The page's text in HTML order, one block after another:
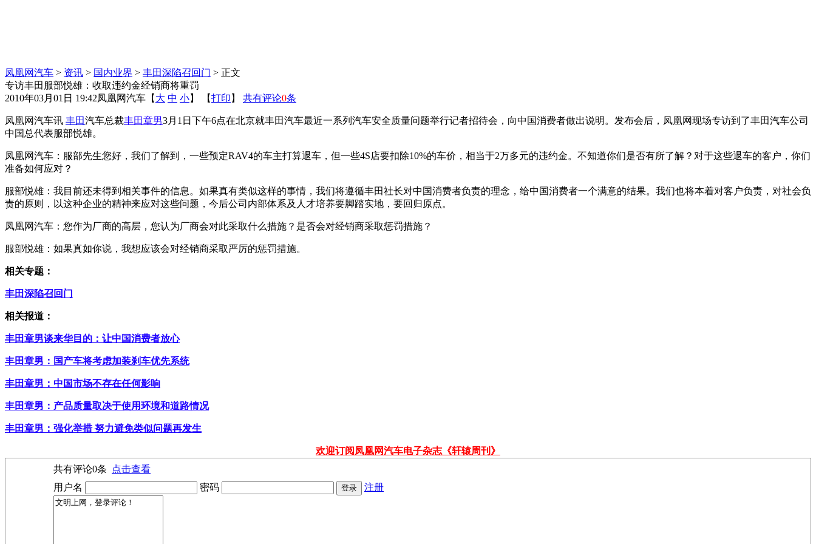
凤凰网汽车 > 资讯 > 国内业界 > 丰田深陷召回门 > 正文
专访丰田服部悦雄：收取违约金经销商将重罚
2010年03月01日 19:42凤凰网汽车 【 大 中 小】 【打印 】 共有评论0条
凤凰网汽车讯 丰田汽车总裁丰田章男3月1日下午6点在北京就丰田汽车最近一系列汽车安全质量问题举行记者招待会，向中国消费者做出说明。发布会后，凤凰网现场专访到了丰田汽车公司
中国总代表服部悦雄。
凤凰网汽车：服部先生您好，我们了解到，一些预定RAV4的车主打算退车，但一些4S店要扣除10%的车价，相当于2万多元的违约金。不知道你们是否有所了解？对于这些退车的客户，你们
准备如何应对？
服部悦雄：我目前还未得到相关事件的信息。如果真有类似这样的事情，我们将遵循丰田社长对中国消费者负责的理念，给中国消费者一个满意的结果。我们也将本着对客户负责，对社会负
责的原则，以这种企业的精神来应对这些问题，今后公司内部体系及人才培养要脚踏实地，要回归原点。
凤凰网汽车：您作为厂商的高层，您认为厂商会对此采取什么措施？是否会对经销商采取惩罚措施？
服部悦雄：如果真如你说，我想应该会对经销商采取严厉的惩罚措施。
相关专题：
丰田深陷召回门
相关报道：
丰田章男谈来华目的：让中国消费者放心
丰田章男：国产车将考虑加装刹车优先系统
丰田章男：中国市场不存在任何影响
丰田章男：产品质量取决于使用环境和道路情况
丰田章男：强化举措 努力避免类似问题再发生
欢迎订阅凤凰网汽车电子杂志《轩辕周刊》
共有评论0条
点击查看
用户名
密码 注册